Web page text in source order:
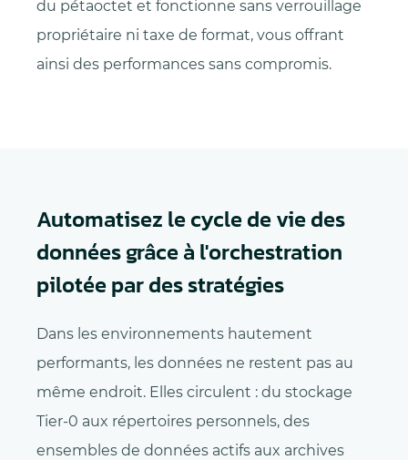
du pétaoctet et fonctionne sans verrouillage
propriétaire ni taxe de format, vous offrant
ainsi des performances sans compromis.
Automatisez le cycle de vie des
données grâce à l'orchestration
pilotée par des stratégies
Dans les environnements hautement
performants, les données ne restent pas au
même endroit. Elles circulent : du stockage
Tier-0 aux répertoires personnels, des
ensembles de données actifs aux archives